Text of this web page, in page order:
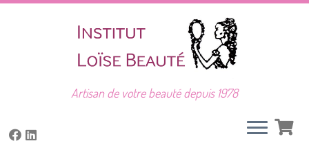
Artisan de votre beauté depuis 1978